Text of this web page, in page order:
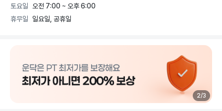
토요일
오전 7:00 ~ 오후 6:00
휴무일
일요일, 공휴일
2/3